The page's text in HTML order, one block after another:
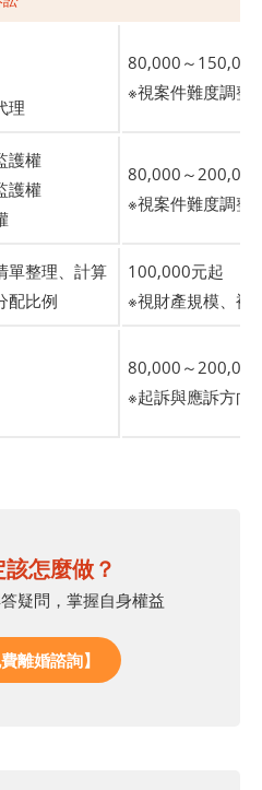
理
80,000～
※視案件難度調整
護權
護權
80,000～
※視案件難度調整
單整理、計算
配比例
100,000元起
※視財產規模、複
80,000～
※起訴與應訴方向
怎麼做？
疑問，掌握自身權益
離婚諮詢】